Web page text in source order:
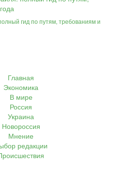
гид по путям, требованиям и
Главная
Экономика
В мире
Россия
Украина
Новороссия
Мнение
редакции